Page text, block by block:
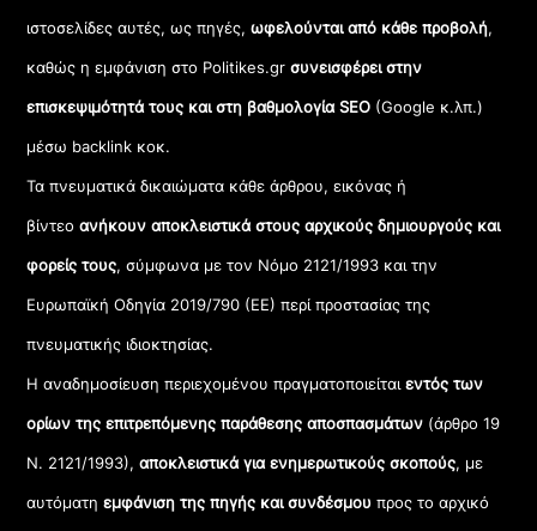
ιστοσελίδες αυτές, ως πηγές,ωφελούνται από κάθε προβολή,
καθώς η εμφάνιση στο Politikes.gr συνεισφέρει στην
επισκεψιμότητά τους και στη βαθμολογία SEO (Google κ.λπ.)
μέσω backlink κοκ.
Τα πνευματικά δικαιώματα κάθε άρθρου, εικόνας ή
βίντεοανήκουν αποκλειστικά στους αρχικούς δημιουργούς και
φορείς τους, σύμφωνα με τον Νόμο 2121/1993 και την
Ευρωπαϊκή Οδηγία 2019/790 (ΕΕ) περί προστασίας της
πνευματικής ιδιοκτησίας.
Η αναδημοσίευση περιεχομένου πραγματοποιείταιεντός των
ορίων της επιτρεπόμενης παράθεσης αποσπασμάτων (άρθρο 19
Ν. 2121/1993), αποκλειστικά για ενημερωτικούς σκοπούς, με
αυτόματηεμφάνιση της πηγής και συνδέσμου προς το αρχικό